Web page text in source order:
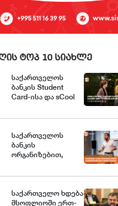
ტოპ 10 სიახლე
საქართველოს
ბანკის Student
Card-ისა და sCool
მფლობელები
ტრანსპორტზე
შეღავათიანი
ტარიფით
საქართველოს
ბანკის
ორგანიზებით,
ბიზნესისთვის
უსაფრთხოების
ვორკშოპი გაიმართა
საქართველო ხდება
მსოფლიოში ერთ-